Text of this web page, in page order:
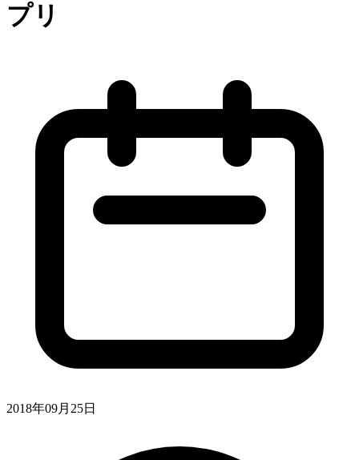
プリ
2018年09月25日